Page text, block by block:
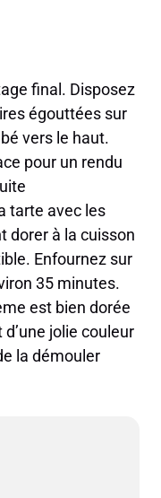
final. Disposez
égouttées sur
vers le haut.
pour un rendu
tarte avec les
dorer à la cuisson
Enfournez sur
35 minutes.
est bien dorée
jolie couleur
la démouler